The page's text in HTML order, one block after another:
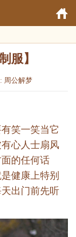
服】
周公解梦
笑一笑当它
心人士扇风
的任何话
健康上特别
出门前先听